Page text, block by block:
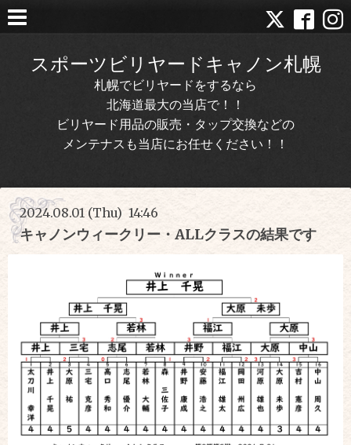
スポーツビリヤードキャノン札幌
札幌でビリヤードをするなら
北海道最大の当店で！！
ビリヤード用品の販売・タップ交換などの
メンテナスも当店にお任せください！！
2024.08.01 (Thu) 14:46
キャノンウィークリー・ALLクラスの結果です